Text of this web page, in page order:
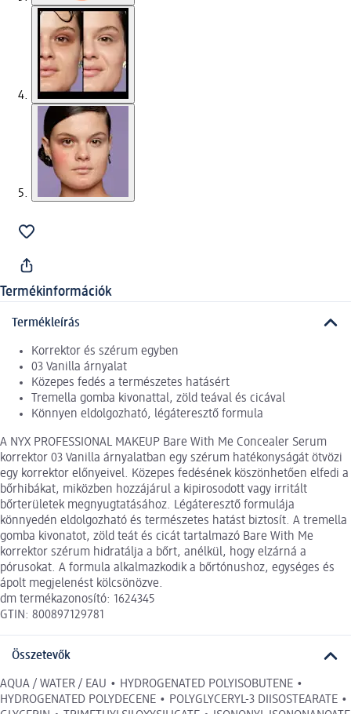
Termékinformációk
Termékleírás
Korrektor és szérum egyben
03 Vanilla árnyalat
Közepes fedés a természetes hatásért
Tremella gomba kivonattal, zöld teával és cicával
Könnyen eldolgozható, légáteresztő formula
A NYX PROFESSIONAL MAKEUP Bare With Me Concealer Serum
korrektor 03 Vanilla árnyalatban egy szérum hatékonyságát ötvözi
egy korrektor előnyeivel. Közepes fedésének köszönhetően elfedi a
bőrhibákat, miközben hozzájárul a kipirosodott vagy irritált
bőrterületek megnyugtatásához. Légáteresztő formulája
könnyedén eldolgozható és természetes hatást biztosít. A tremella
gomba kivonatot, zöld teát és cicát tartalmazó Bare With Me
korrektor szérum hidratálja a bőrt, anélkül, hogy elzárná a
pórusokat. A formula alkalmazkodik a bőrtónushoz, egységes és
ápolt megjelenést kölcsönözve.
dm termékazonosító: 1624345
GTIN: 800897129781
Összetevők
AQUA / WATER / EAU • HYDROGENATED POLYISOBUTENE •
HYDROGENATED POLYDECENE • POLYGLYCERYL-3 DIISOSTEARATE •